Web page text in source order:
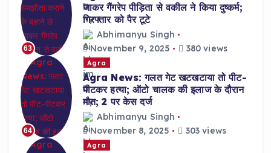
63
जाकर गैंगरेप पीड़िता से वकील ने किया दुष्कर्म;
गिरफ्तार को पैर टूटे
Abhimanyu Singh
November 9, 2025
380 views
64
Agra
Agra News: गलत गेट खटखटाया तो पीट-
पीटकर हत्या; ऑटो चालक की इलाज के दौरान
मौत; 2 पर केस दर्ज
Abhimanyu Singh
November 8, 2025
303 views
Agra